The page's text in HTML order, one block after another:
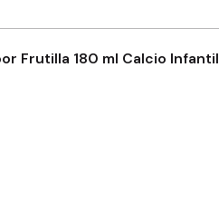
Frutilla 180 ml Calcio Infantil